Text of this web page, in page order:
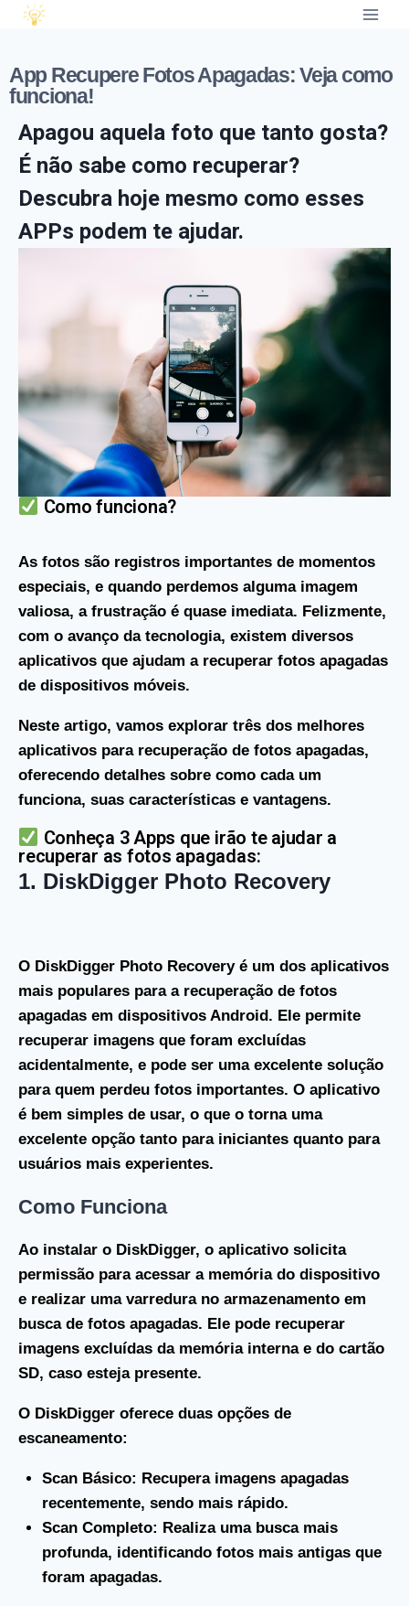
App Recupere Fotos Apagadas: Veja como
funciona!
Apagou aquela foto que tanto gosta?
É não sabe como recuperar?
Descubra hoje mesmo como esses
APPs podem te ajudar.
Como funciona?
As fotos são registros importantes de momentos
especiais, e quando perdemos alguma imagem
valiosa, a frustração é quase imediata. Felizmente,
com o avanço da tecnologia, existem diversos
aplicativos que ajudam a recuperar fotos apagadas
de dispositivos móveis.
Neste artigo, vamos explorar três dos melhores
aplicativos para recuperação de fotos apagadas,
oferecendo detalhes sobre como cada um
funciona, suas características e vantagens.
Conheça 3 Apps que irão te ajudar a
recuperar as fotos apagadas:
1. DiskDigger Photo Recovery
O DiskDigger Photo Recoveryé um dos aplicativos
mais populares para a recuperação de fotos
apagadas em dispositivos Android. Ele permite
recuperar imagens que foram excluídas
acidentalmente, e pode ser uma excelente solução
para quem perdeu fotos importantes. O aplicativo
é bem simples de usar, o que o torna uma
excelente opção tanto para iniciantes quanto para
usuários mais experientes.
Como Funciona
Ao instalar o DiskDigger, o aplicativo solicita
permissão para acessar a memória do dispositivo
e realizar uma varredura no armazenamento em
busca de fotos apagadas. Ele pode recuperar
imagens excluídas da memória interna e do cartão
SD, caso esteja presente.
O DiskDigger oferece duas opções de
escaneamento:
Scan Básico: Recupera imagens apagadas
recentemente, sendo mais rápido.
Scan Completo: Realiza uma busca mais
profunda, identificando fotos mais antigas que
foram apagadas.